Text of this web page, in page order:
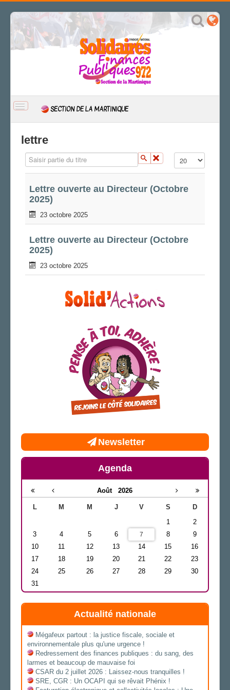
BASCULER
NAVIGATION
SECTION DE LA MARTINIQUE
CSAL
CAP/Recours
FS SSCT
Action sociale
Archives
LA SECTION
AGENDA
ADHÉRER
lettre
Saisir partie du titre Affichage #
Lettre ouverte au Directeur (Octobre
2025)
23 octobre 2025
Lettre ouverte au Directeur (Octobre
2025)
23 octobre 2025
Newsletter
Agenda
Août 2026
L M M J V S
D
1
2
3
4 5 6 7 8
9
10
11 12 13 14 15
16
17
18 19 20 21 22
23
24
25 26 27 28 29
30
31
Actualité nationale
Mégafeux partout : la justice fiscale, sociale et
environnementale plus qu'une urgence !
Redressement des finances publiques : du sang, des
larmes et beaucoup de mauvaise foi
CSAR du 2 juillet 2026 : Laissez-nous tranquilles !
SRE, CGR : Un OCAPI qui se rêvait Phénix !